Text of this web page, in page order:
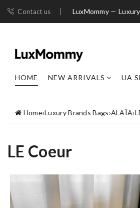
Contact us LuxMommy —
HOME NEW ARRIVALS UA
Home›Luxury Brands Bags›ALAÏA›
LE Coeur